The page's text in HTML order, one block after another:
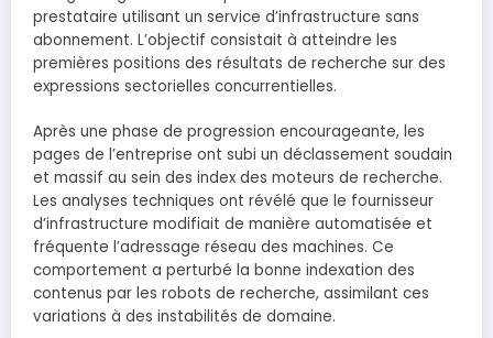
prestataire utilisant un service d’infrastructure sans
abonnement. L’objectif consistait à atteindre les
premières positions des résultats de recherche sur des
expressions sectorielles concurrentielles.
Après une phase de progression encourageante, les
pages de l’entreprise ont subi un déclassement soudain
et massif au sein des index des moteurs de recherche.
Les analyses techniques ont révélé que le fournisseur
d’infrastructure modifiait de manière automatisée et
fréquente l’adressage réseau des machines. Ce
comportement a perturbé la bonne indexation des
contenus par les robots de recherche, assimilant ces
variations à des instabilités de domaine.